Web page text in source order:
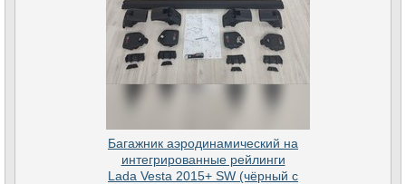
Багажник аэродинамический на
интегрированные рейлинги
Lada Vesta 2015+ SW (чёрный с